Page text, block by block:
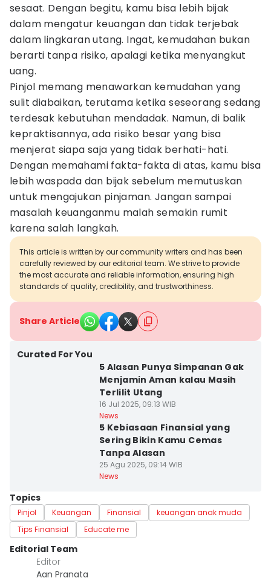
sesaat. Dengan begitu, kamu bisa lebih bijak
dalam mengatur keuangan dan tidak terjebak
dalam lingkaran utang. Ingat, kemudahan bukan
berarti tanpa risiko, apalagi ketika menyangkut
uang.
Pinjol memang menawarkan kemudahan yang
sulit diabaikan, terutama ketika seseorang sedang
terdesak kebutuhan mendadak. Namun, di balik
kepraktisannya, ada risiko besar yang bisa
menjerat siapa saja yang tidak berhati-hati.
Dengan memahami fakta-fakta di atas, kamu bisa
lebih waspada dan bijak sebelum memutuskan
untuk mengajukan pinjaman. Jangan sampai
masalah keuanganmu malah semakin rumit
karena salah langkah.
This article is written by our community writers and has been
carefully reviewed by our editorial team. We strive to provide
the most accurate and reliable information, ensuring high
standards of quality, credibility, and trustworthiness.
Share Article
Curated For You
5 Alasan Punya Simpanan Gak
Menjamin Aman kalau Masih
Terlilit Utang
16 Jul 2025, 09:13 WIB
News
5 Kebiasaan Finansial yang
Sering Bikin Kamu Cemas
Tanpa Alasan
25 Agu 2025, 09:14 WIB
News
Topics
Pinjol Keuangan Finansial
keuangan anak muda
Tips Finansial
Educate me
Editorial Team
Editor
Aan Pranata